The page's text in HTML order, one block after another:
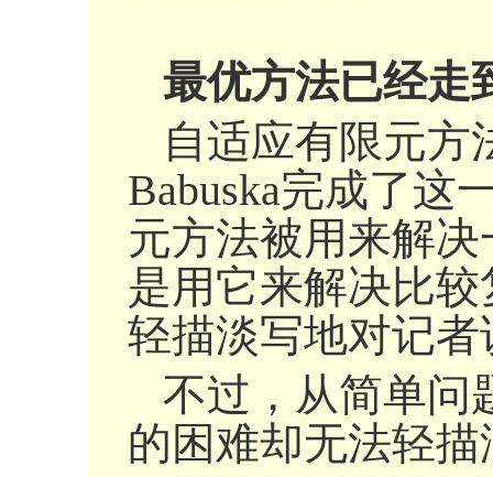
最优方法已经走
自适应有限元方
Babuska完成了这
元方法被用来解
是用它来解决比
轻描淡写地对记
不过，从简单问
的困难却无法轻描